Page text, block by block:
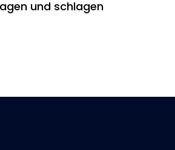
und schlagen